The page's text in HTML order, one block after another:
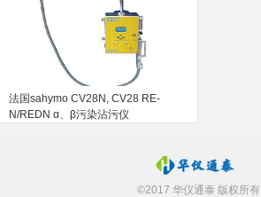
法国sahymo CV28N, CV28 RE-
N/REDN α、β污染沾污仪
©2017 华仪通泰 版权所有